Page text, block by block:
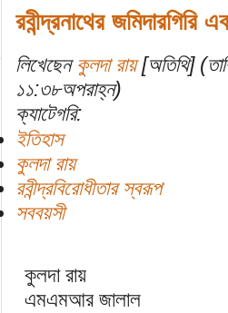
রবীন্দ্রনাথের জমিদারগিরি
লিখেছেন কুলদা রায়[অতিথি]
১১:৩৮অপরাহ্ন)
ক্যাটেগরি:
ইতিহাস
কুলদা রায়
রবীন্দ্রবিরোধীতার স্বরূপ
সববয়সী
কুলদা রায়
এমএমআর জালাল